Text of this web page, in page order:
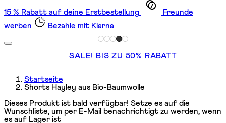
15 % Rabatt auf deine Erstbestellung
Freunde
werben
Bezahle mit Klarna
SALE! BIS ZU 50% RABATT
Startseite
Shorts Hayley aus Bio-Baumwolle
Dieses Produkt ist bald verfügbar! Setze es auf die
Wunschliste, um per E-Mail benachrichtigt zu werden, wenn
es auf Lager ist